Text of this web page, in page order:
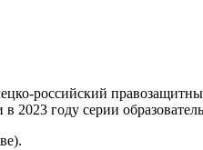
российский
году серии